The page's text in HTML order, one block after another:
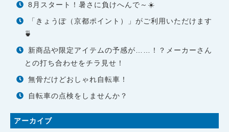
8月スタート！暑さに負けへんで～☀️
「きょうぽ（京都ポイント）」がご利用いただけます
🍵
新商品や限定アイテムの予感が……！？メーカーさん
との打ち合わせをチラ見せ！
無骨だけどおしゃれ自転車！
自転車の点検をしませんか？
アーカイブ